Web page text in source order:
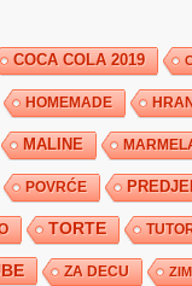
COCA COLA 2019
HOMEMADE
MALINE
POVRĆE
TORTE
ZA DECU